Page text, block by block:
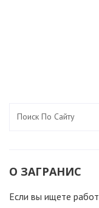
О ЗАГРАНИС
Если вы ищете